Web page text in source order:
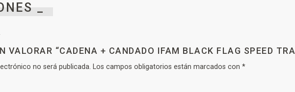
_
VALORAR “CADENA + CANDADO IFAM BLACK FLAG SPEED
no será publicada. Los campos obligatorios están marcados con *